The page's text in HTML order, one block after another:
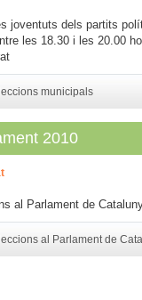
joventuts dels partits
les 18.30 i les 20.00
municipals
2010
al Parlament de
al Parlament de